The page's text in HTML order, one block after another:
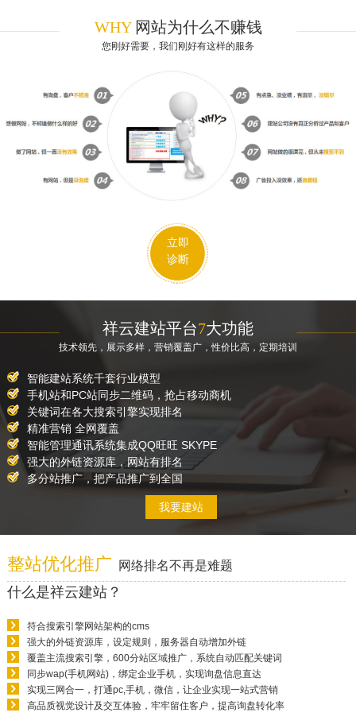
WHY网站为什么不赚钱
您刚好需要，我们刚好有这样的服务
立即
诊断
祥云建站平台7大功能
技术领先，展示多样，营销覆盖广，性价比高，定期培训
智能建站系统千套行业模型
手机站和PC站同步二维码，抢占移动商机
关键词在各大搜索引擎实现排名
精准营销 全网覆盖
智能管理通讯系统集成QQ旺旺 SKYPE
强大的外链资源库，网站有排名
多分站推广，把产品推广到全国
我要建站
整站优化推广 网络排名不再是难题
什么是祥云建站？
符合搜索引擎网站架构的cms
强大的外链资源库，设定规则，服务器自动增加外链
覆盖主流搜索引擎，600分站区域推广，系统自动匹配关键词
同步wap(手机网站)，绑定企业手机，实现询盘信息直达
实现三网合一，打通pc,手机，微信，让企业实现一站式营销
高品质视觉设计及交互体验，牢牢留住客户，提高询盘转化率